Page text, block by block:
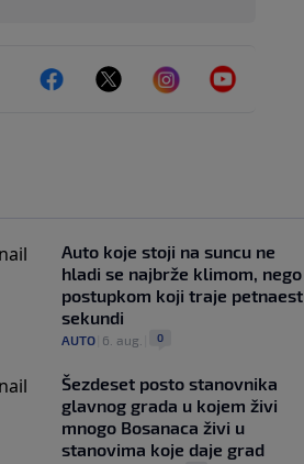
Auto koje stoji na suncu ne
hladi se najbrže klimom, nego
postupkom koji traje petnaest
sekundi
AUTO| 6. aug. 0
Šezdeset posto stanovnika
glavnog grada u kojem živi
mnogo Bosanaca živi u
stanovima koje daje grad